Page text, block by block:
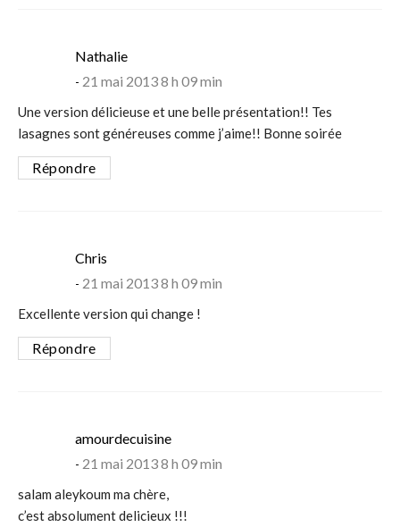
Nathaliesays:
21 mai 2013 8 h 09 min
Une version délicieuse et une belle présentation!! Tes
lasagnes sont généreuses comme j’aime!! Bonne soirée
Répondre
Chris
21 mai 2013 8 h 09 min
Excellente version qui change !
Répondre
amourdecuisinesays:
21 mai 2013 8 h 09 min
salam aleykoum ma chère,
c’est absolument delicieux !!!